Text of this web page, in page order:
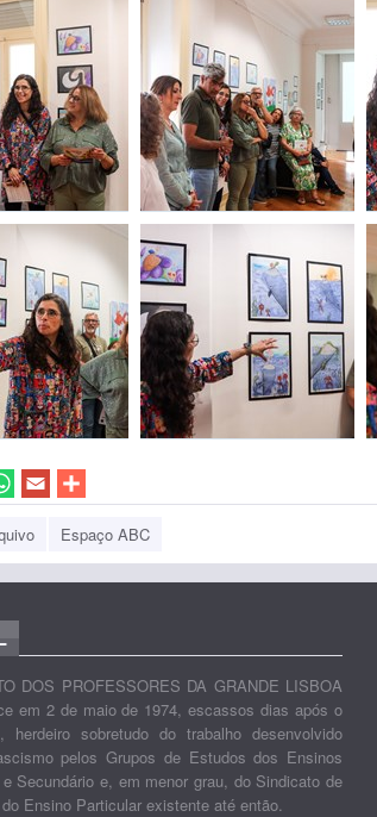
Espaço ABC
DOS PROFESSORES DA GRANDE LISBOA
em 2 de maio de 1974, escassos dias após o
sobretudo do trabalho desenvolvido
pelos Grupos de Estudos dos Ensinos
e Secundário e, em menor grau, do Sindicato de
Ensino Particular existente até então.